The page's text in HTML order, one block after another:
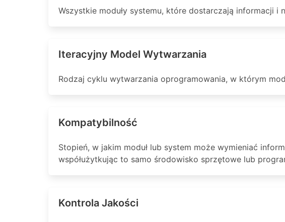
Wszystkie moduły systemu, które dostarczają informacji
Iteracyjny Model Wytwarzania
Rodzaj cyklu wytwarzania oprogramowania, w którym
Kompatybilność
Stopień, w jakim moduł lub system może wymieniać
współużytkując to samo środowisko sprzętowe lub
Kontrola Jakości